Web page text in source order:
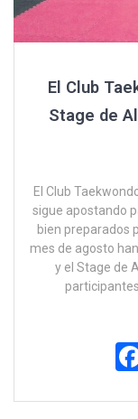
El Club
Stage de
El Club
sigue apostando
bien preparados
mes de agosto
y el Stage de